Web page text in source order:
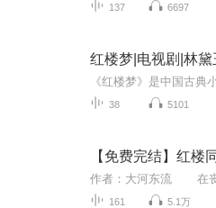
137 6697
红楼梦|电视剧|林
38 5101
161 5.1万